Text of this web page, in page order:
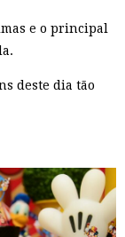
e o principal
deste dia tão